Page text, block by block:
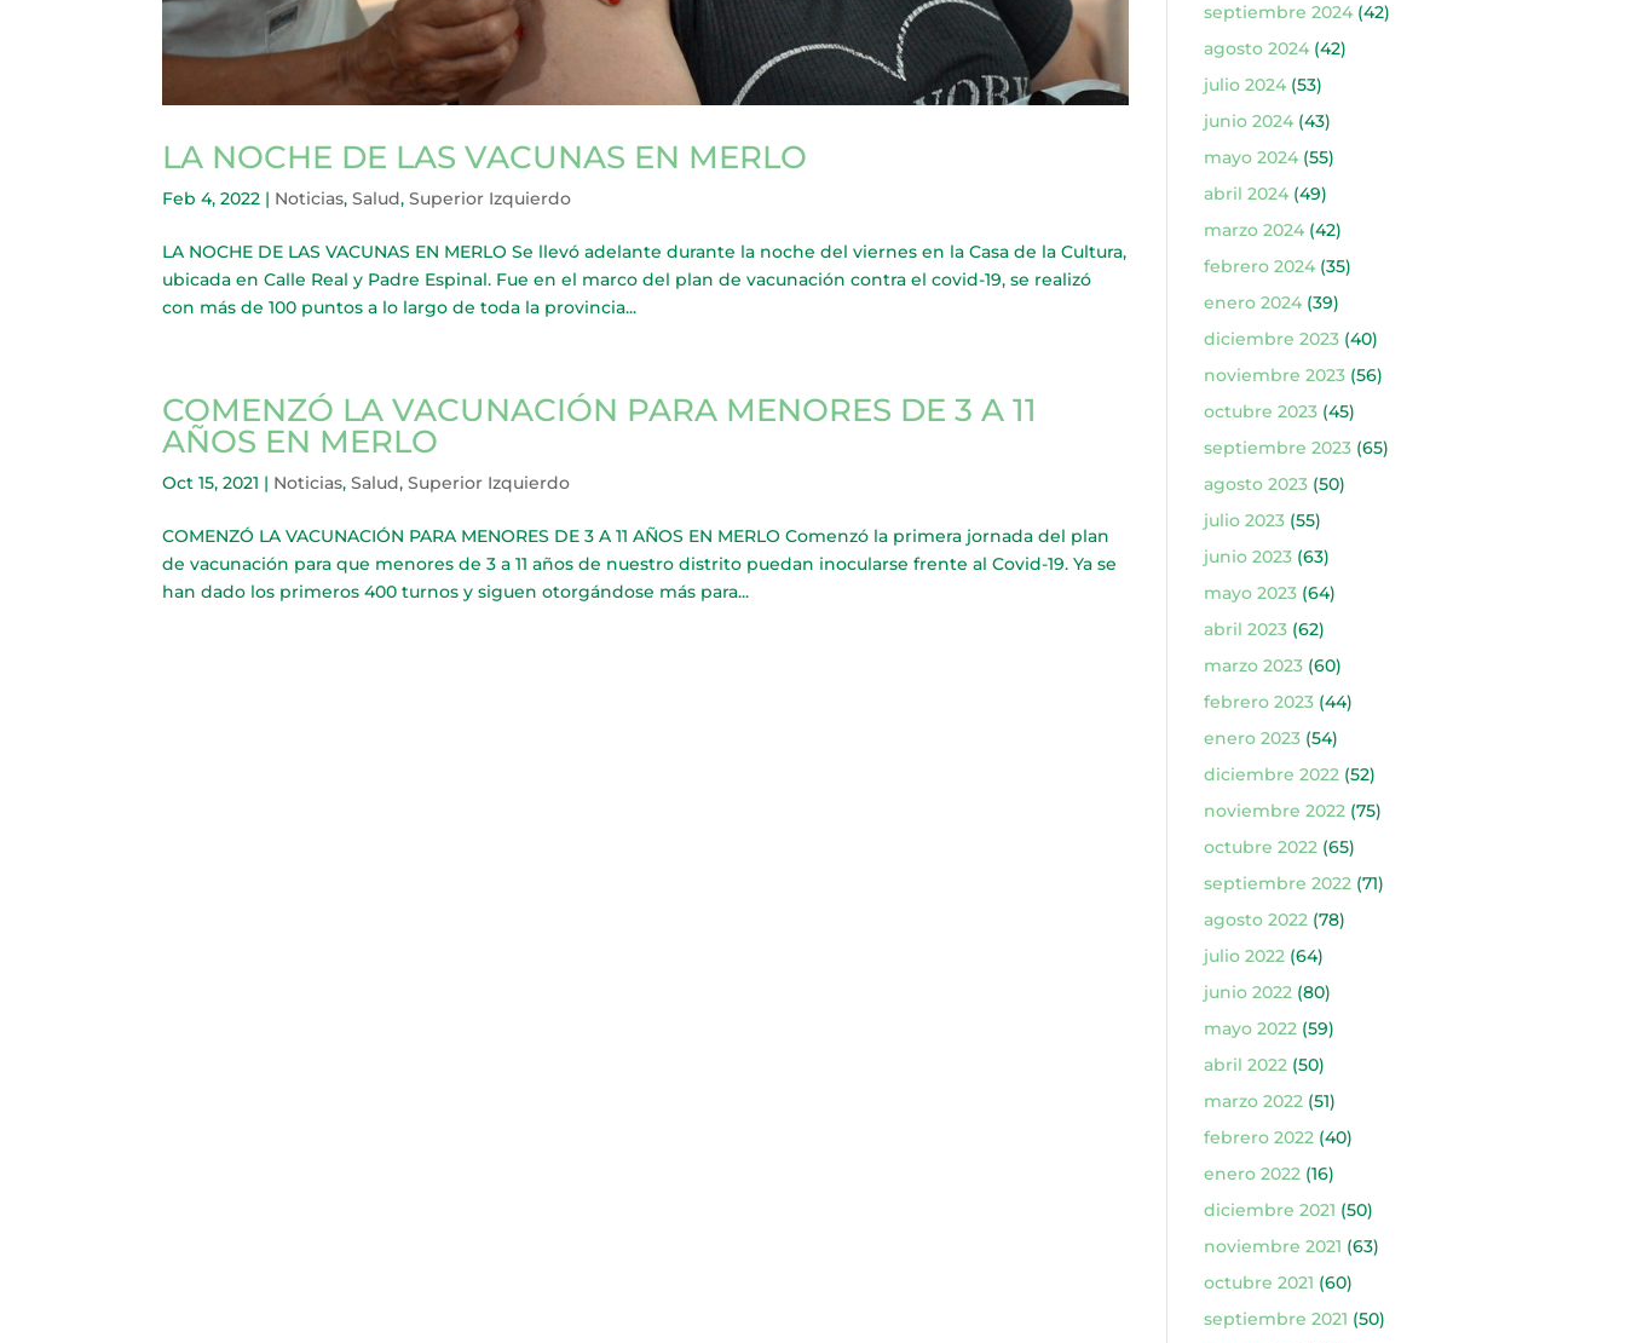
LA NOCHE DE LAS VACUNAS EN MERLO
Feb 4, 2022 | Noticias,Salud,Superior Izquierdo
LA NOCHE DE LAS VACUNAS EN MERLO Se llevó adelante durante la noche del viernes en la Casa de la Cultura,
ubicada en Calle Real y Padre Espinal. Fue en el marco del plan de vacunación contra el covid-19, se realizó
con más de 100 puntos a lo largo de toda la provincia...
COMENZÓ LA VACUNACIÓN PARA MENORES DE 3 A 11
AÑOS EN MERLO
Oct 15, 2021 | Noticias,Salud,Superior Izquierdo
COMENZÓ LA VACUNACIÓN PARA MENORES DE 3 A 11 AÑOS EN MERLO Comenzó la primera jornada del plan
de vacunación para que menores de 3 a 11 años de nuestro distrito puedan inocularse frente al Covid-19. Ya se
han dado los primeros 400 turnos y siguen otorgándose más para...
septiembre 2024(42)
agosto 2024(42)
julio 2024(53)
junio 2024(43)
mayo 2024(55)
abril 2024(49)
marzo 2024(42)
febrero 2024(35)
enero 2024(39)
diciembre 2023(40)
noviembre 2023(56)
octubre 2023(45)
septiembre 2023(65)
agosto 2023(50)
julio 2023(55)
junio 2023(63)
mayo 2023(64)
abril 2023(62)
marzo 2023(60)
febrero 2023(44)
enero 2023(54)
diciembre 2022(52)
noviembre 2022(75)
octubre 2022(65)
septiembre 2022(71)
agosto 2022(78)
julio 2022(64)
junio 2022(80)
mayo 2022(59)
abril 2022(50)
marzo 2022(51)
febrero 2022(40)
enero 2022(16)
diciembre 2021 (50)
noviembre 2021 (63)
octubre 2021 (60)
septiembre 2021 (50)